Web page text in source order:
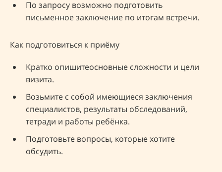
По запросу возможно подготовить
письменное заключение по итогам встречи.
Как подготовиться к приёму
Кратко опишитеосновные сложности и цели
визита.
Возьмите с собой имеющиеся заключения
специалистов, результаты обследований,
тетради и работы ребёнка.
Подготовьте вопросы, которые хотите
обсудить.